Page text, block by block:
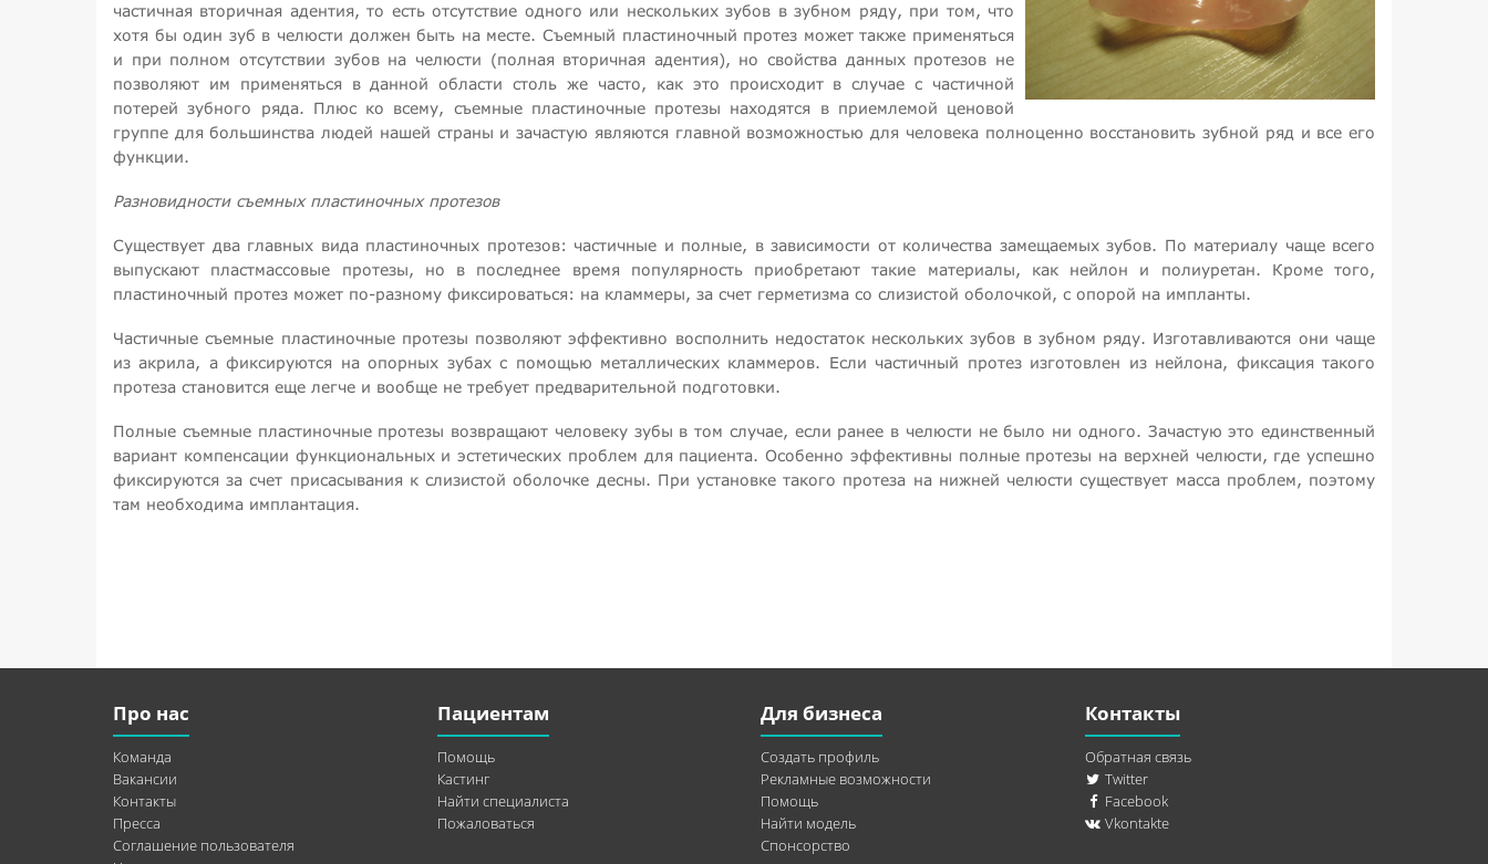
частичная вторичная адентия, то есть отсутствие одного или нескольких зубов в зубном ряду, при том, что
хотя бы один зуб в челюсти должен быть на месте. Съемный пластиночный протез может также применяться
и при полном отсутствии зубов на челюсти (полная вторичная адентия), но свойства данных протезов не
позволяют им применяться в данной области столь же часто, как это происходит в случае с частичной
потерей зубного ряда. Плюс ко всему, съемные пластиночные протезы находятся в приемлемой ценовой
группе для большинства людей нашей страны и зачастую являются главной возможностью для человека полноценно восстановить зубной ряд и все его
функции.
Разновидности съемных пластиночных протезов
Существует два главных вида пластиночных протезов: частичные и полные, в зависимости от количества замещаемых зубов. По материалу чаще всего
выпускают пластмассовые протезы, но в последнее время популярность приобретают такие материалы, как нейлон и полиуретан. Кроме того,
пластиночный протез может по-разному фиксироваться: на кламмеры, за счет герметизма со слизистой оболочкой, с опорой на импланты.
Частичные съемные пластиночные протезы позволяют эффективно восполнить недостаток нескольких зубов в зубном ряду. Изготавливаются они чаще
из акрила, а фиксируются на опорных зубах с помощью металлических кламмеров. Если частичный протез изготовлен из нейлона, фиксация такого
протеза становится еще легче и вообще не требует предварительной подготовки.
Полные съемные пластиночные протезы возвращают человеку зубы в том случае, если ранее в челюсти не было ни одного. Зачастую это единственный
вариант компенсации функциональных и эстетических проблем для пациента. Особенно эффективны полные протезы на верхней челюсти, где успешно
фиксируются за счет присасывания к слизистой оболочке десны. При установке такого протеза на нижней челюсти существует масса проблем, поэтому
там необходима имплантация.
Про нас
Команда
Вакансии
Контакты
Пресса
Соглашение пользователя
Пациентам
Помощь
Кастинг
Найти специалиста
Пожаловаться
Для бизнеса
Создать профиль
Рекламные возможности
Помощь
Найти модель
Спонсорство
Контакты
Обратная связь
Twitter
Facebook
Vkontakte